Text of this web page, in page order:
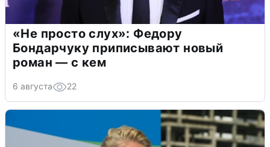
«Не просто слух»: Федору
Бондарчуку приписывают новый
роман — с кем
6 августа 22